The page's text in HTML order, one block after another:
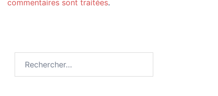
commentaires sont traitées.